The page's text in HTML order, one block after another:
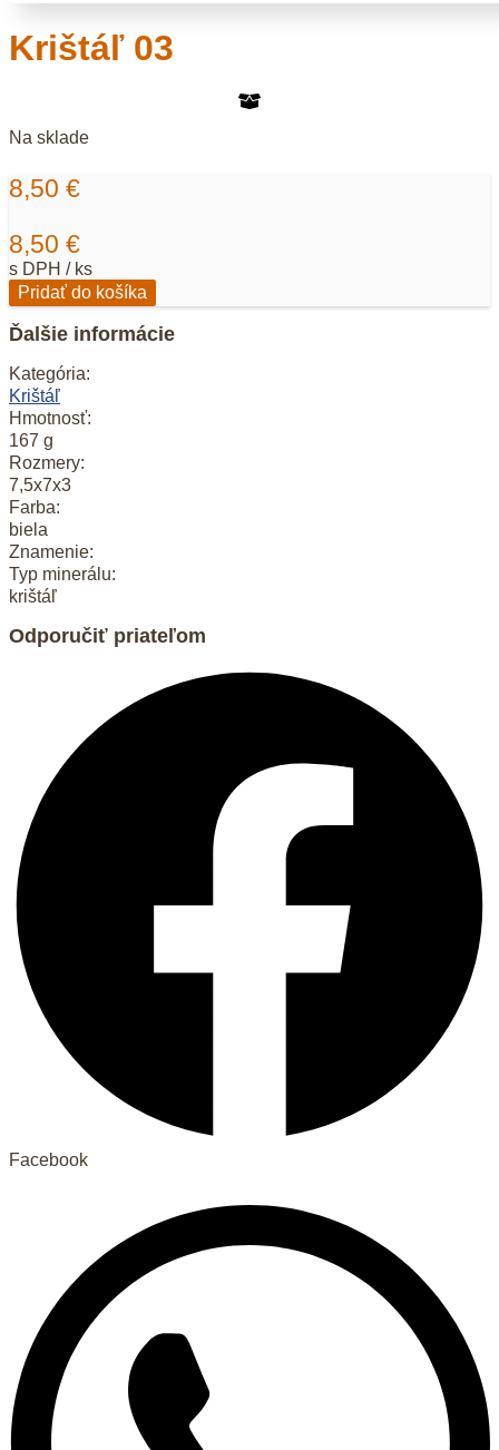
Krištáľ 03
Na sklade
8,50 €
8,50 €
s DPH / ks
množstvo
Krištáľ
03
Pridať do košíka
Ďalšie informácie
Kategória:
Krištáľ
Hmotnosť:
167 g
Rozmery:
7,5x7x3
Farba:
biela
Znamenie:
Typ minerálu:
krištáľ
Odporučiť priateľom
Facebook